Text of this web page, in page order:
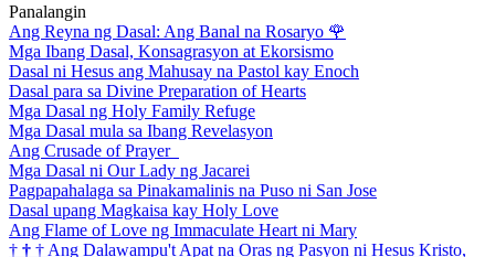
Panalangin
Ang Reyna ng Dasal: Ang Banal na Rosaryo 🌹
Mga Ibang Dasal, Konsagrasyon at Ekorsismo
Dasal ni Hesus ang Mahusay na Pastol kay Enoch
Dasal para sa Divine Preparation of Hearts
Mga Dasal ng Holy Family Refuge
Mga Dasal mula sa Ibang Revelasyon
Ang Crusade of Prayer
Mga Dasal ni Our Lady ng Jacarei
Pagpapahalaga sa Pinakamalinis na Puso ni San Jose
Dasal upang Magkaisa kay Holy Love
Ang Flame of Love ng Immaculate Heart ni Mary
† † † Ang Dalawampu't Apat na Oras ng Pasyon ni Hesus Kristo,